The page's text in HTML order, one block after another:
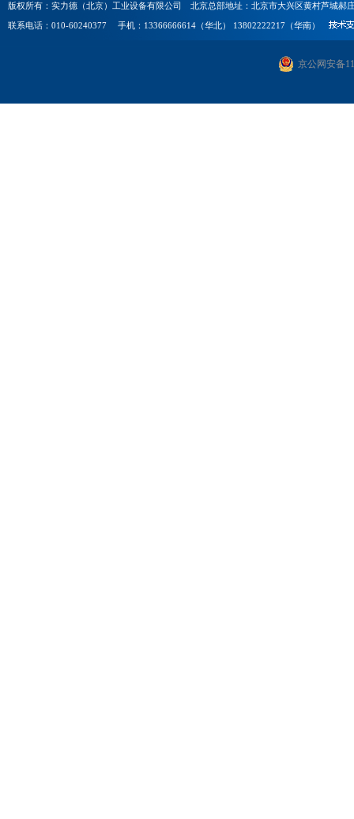
版权所有：实力德（北京）工业设备有限公司 北京总部地址：北京市大兴区黄村芦城郝
联系电话：010-60240377 手机：13366666614（华北） 13802222217（华南）
京公网安备